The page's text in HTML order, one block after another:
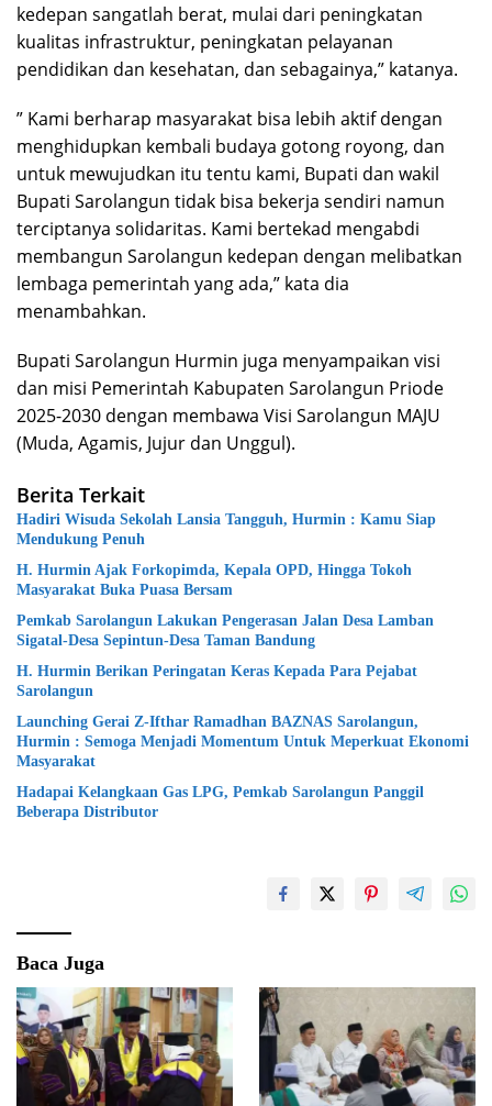
kedepan sangatlah berat, mulai dari peningkatan
kualitas infrastruktur, peningkatan pelayanan
pendidikan dan kesehatan, dan sebagainya,” katanya.
” Kami berharap masyarakat bisa lebih aktif dengan
menghidupkan kembali budaya gotong royong, dan
untuk mewujudkan itu tentu kami, Bupati dan wakil
Bupati Sarolangun tidak bisa bekerja sendiri namun
terciptanya solidaritas. Kami bertekad mengabdi
membangun Sarolangun kedepan dengan melibatkan
lembaga pemerintah yang ada,” kata dia
menambahkan.
Bupati Sarolangun Hurmin juga menyampaikan visi
dan misi Pemerintah Kabupaten Sarolangun Priode
2025-2030 dengan membawa Visi Sarolangun MAJU
(Muda, Agamis, Jujur dan Unggul).
Berita Terkait
Hadiri Wisuda Sekolah Lansia Tangguh, Hurmin : Kamu Siap
Mendukung Penuh
H. Hurmin Ajak Forkopimda, Kepala OPD, Hingga Tokoh
Masyarakat Buka Puasa Bersam
Pemkab Sarolangun Lakukan Pengerasan Jalan Desa Lamban
Sigatal-Desa Sepintun-Desa Taman Bandung
H. Hurmin Berikan Peringatan Keras Kepada Para Pejabat
Sarolangun
Launching Gerai Z-Ifthar Ramadhan BAZNAS Sarolangun,
Hurmin : Semoga Menjadi Momentum Untuk Meperkuat Ekonomi
Masyarakat
Hadapai Kelangkaan Gas LPG, Pemkab Sarolangun Panggil
Beberapa Distributor
Baca Juga